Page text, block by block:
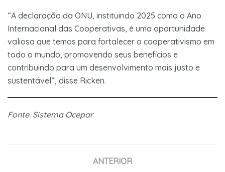
“A declaração da ONU, instituindo 2025 como o Ano
Internacional das Cooperativas, é uma oportunidade
valiosa que temos para fortalecer o cooperativismo em
todo o mundo, promovendo seus benefícios e
contribuindo para um desenvolvimento mais justo e
sustentável”, disse Ricken.
Fonte: Sistema Ocepar
ANTERIOR